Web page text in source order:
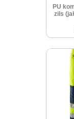
PU
zils